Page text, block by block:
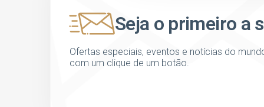
Seja o primeiro a
Ofertas especiais, eventos e notícias do
com um clique de um botão.